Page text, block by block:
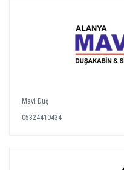
Mavi Duş
05324410434